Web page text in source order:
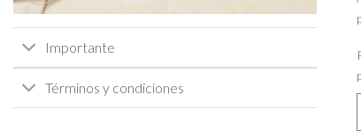
Importante
Términos y condiciones